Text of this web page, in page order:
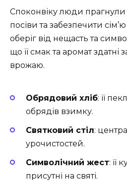
Споконвіку люди прагнули
посіви та забезпечити
оберіг від нещасть та
що її смак та аромат здатні
врожаю.
Обрядовий хліб: її
обрядів взимку.
Святковий стіл:
урочистостей.
Символічний жест: її
присутні на святі.